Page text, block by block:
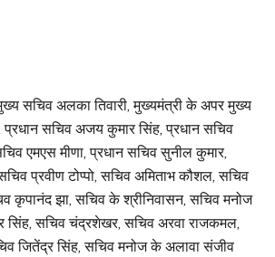
सचिव अलका तिवारी, मुख्यमंत्री के अपर मुख्य
प्रधान सचिव अजय कुमार सिंह, प्रधान सचिव
एमएस मीणा, प्रधान सचिव सुनील कुमार,
प्रवीण टोप्पो, सचिव अमिताभ कौशल, सचिव
कृपानंद झा, सचिव के श्रीनिवासन, सचिव मनोज
सिंह, सचिव चंद्रशेखर, सचिव अरवा राजकमल,
जितेंद्र सिंह, सचिव मनोज के अलावा संजीव